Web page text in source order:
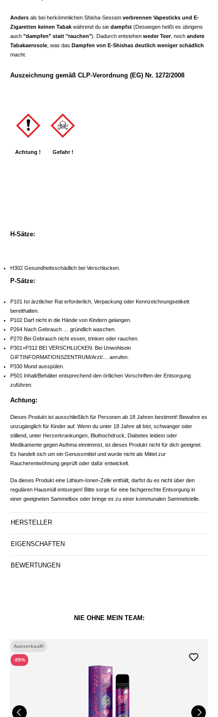
Anders als bei herkömmlichen Shisha-Session verbrennen Vapesticks und E-
Zigaretten keinen Tabak während du sie dampfst (Deswegen heißt es übrigens
auch "dampfen" statt "rauchen"). Dadurch entstehen weder Teer, noch andere
Tabakaerosole , was das Dampfen von E-Shishas deutlich weniger schädlich
macht.
Auszeichnung gemäß CLP-Verordnung (EG) Nr. 1272/2008
Achtung ! Gefahr !
H-Sätze:
H302 Gesundheitsschädlich bei Verschlucken.
P-Sätze:
P101 Ist ärztlicher Rat erforderlich, Verpackung oder Kennzeichnungsetikett
bereithalten.
P102 Darf nicht in die Hände von Kindern gelangen.
P264 Nach Gebrauch … gründlich waschen.
P270 Bei Gebrauch nicht essen, trinken oder rauchen.
P301+P312 BEI VERSCHLUCKEN: Bei Unwohlsein
GIFTINFORMATIONSZENTRUM/Arzt/… anrufen.
P330 Mund ausspülen.
P501 Inhalt/Behälter entsprechend den örtlichen Vorschriften der Entsorgung
zuführen.
Achtung:
Dieses Produkt ist ausschließlich für Personen ab 18 Jahren bestimmt! Bewahre es
unzugänglich für Kinder auf. Wenn du unter 18 Jahre alt bist, schwanger oder
stillend, unter Herzerkrankungen, Bluthochdruck, Diabetes leidest oder
Medikamente gegen Asthma einnimmst, ist dieses Produkt nicht für dich geeignet.
Es handelt sich um ein Genussmittel und wurde nicht als Mittel zur
Raucherentwöhnung geprüft oder dafür entwickelt.
Da dieses Produkt eine Lithium-Ionen-Zelle enthält, darfst du es nicht über den
regulären Hausmüll entsorgen! Bitte sorge für eine fachgerechte Entsorgung in
einer geeigneten Sammelbox oder bringe es zu einer kommunalen Sammelstelle.
HERSTELLER
EIGENSCHAFTEN
BEWERTUNGEN
NIE OHNE MEIN TEAM:
Ausverkauft!
-55%